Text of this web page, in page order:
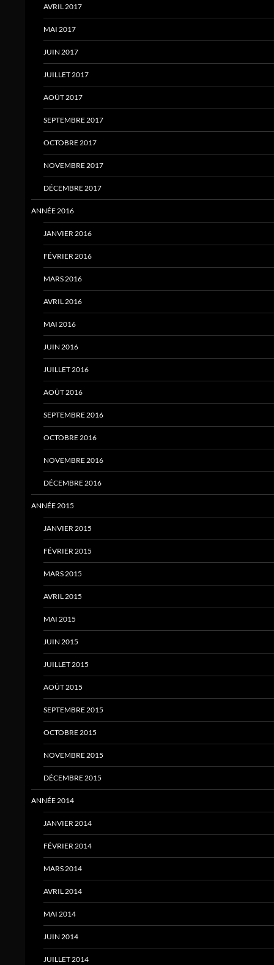
AVRIL 2017
MAI 2017
JUIN 2017
JUILLET 2017
AOÛT 2017
SEPTEMBRE 2017
OCTOBRE 2017
NOVEMBRE 2017
DÉCEMBRE 2017
ANNÉE 2016
JANVIER 2016
FÉVRIER 2016
MARS 2016
AVRIL 2016
MAI 2016
JUIN 2016
JUILLET 2016
AOÛT 2016
SEPTEMBRE 2016
OCTOBRE 2016
NOVEMBRE 2016
DÉCEMBRE 2016
ANNÉE 2015
JANVIER 2015
FÉVRIER 2015
MARS 2015
AVRIL 2015
MAI 2015
JUIN 2015
JUILLET 2015
AOÛT 2015
SEPTEMBRE 2015
OCTOBRE 2015
NOVEMBRE 2015
DÉCEMBRE 2015
ANNÉE 2014
JANVIER 2014
FÉVRIER 2014
MARS 2014
AVRIL 2014
MAI 2014
JUIN 2014
JUILLET 2014